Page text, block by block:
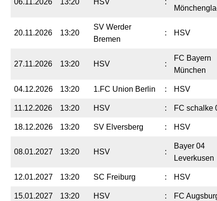
20.11.2026 13:20
SV Werder
Bremen
: HSV
27.11.2026 13:20 HSV :
FC Bayern
München
04.12.2026 13:20 1.FC Union Berlin : HSV
11.12.2026 13:20 HSV : FC schalke
18.12.2026 13:20 SV Elversberg : HSV
08.01.2027 13:20 HSV :
Bayer 04
Leverkusen
12.01.2027 13:20 SC Freiburg : HSV
15.01.2027 13:20 HSV : FC